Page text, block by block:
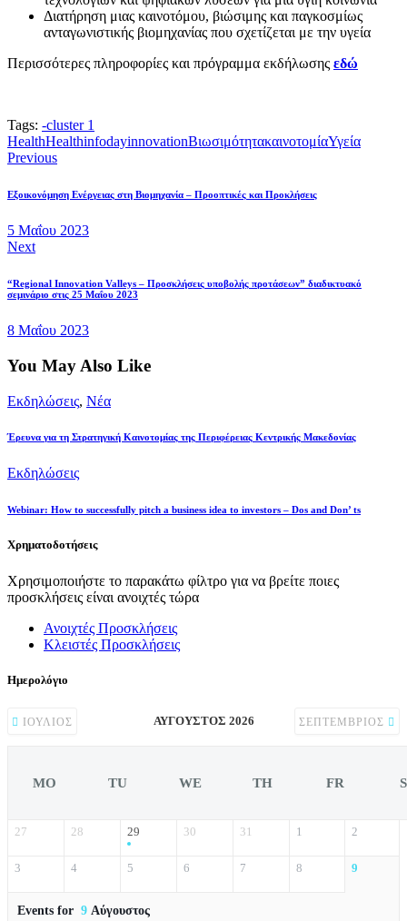
Διατήρηση μιας καινοτόμου, βιώσιμης και παγκοσμίως
ανταγωνιστικής βιομηχανίας που σχετίζεται με την υγεία
Περισσότερες πληροφορίες και πρόγραμμα εκδήλωσης εδώ
Tags: -cluster 1
HealthHealthinfodayinnovationΒιωσιμότητακαινοτομίαΥγεία
Previous
Εξοικονόμηση Ενέργειας στη Βιομηχανία – Προοπτικές και Προκλήσεις
5 Μαΐου 2023
Next
“Regional Innovation Valleys – Προσκλήσεις υποβολής προτάσεων” διαδικτυακό
σεμινάριο στις 25 Μαΐου 2023
8 Μαΐου 2023
You May Also Like
Εκδηλώσεις, Νέα
Έρευνα για τη Στρατηγική Καινοτομίας της Περιφέρειας Κεντρικής Μακεδονίας
Εκδηλώσεις
Webinar: How to successfully pitch a business idea to investors – Dos and Don’ ts
Χρηματοδοτήσεις
Χρησιμοποιήστε το παρακάτω φίλτρο για να βρείτε ποιες
προσκλήσεις είναι ανοιχτές τώρα
Ανοιχτές Προσκλήσεις
Κλειστές Προσκλήσεις
Ημερολόγιο
ΙΟΎΛΙΟΣ ΑΎΓΟΥΣΤΟΣ 2026 ΣΕΠΤΈΜΒΡΙΟΣ
MO TU WE TH FR
27 28 29 30 31 1 2
3 4 5 6 7 8 9
Events for 9 Αύγουστος